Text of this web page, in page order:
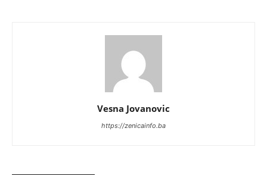
Vesna Jovanovic
https://zenicainfo.ba